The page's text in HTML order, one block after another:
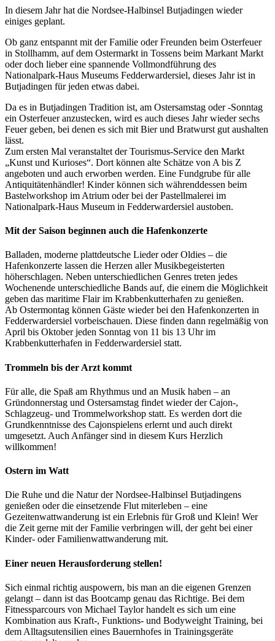
In diesem Jahr hat die Nordsee-Halbinsel Butjadingen wieder
einiges geplant.
Ob ganz entspannt mit der Familie oder Freunden beim Osterfeuer
in Stollhamm, auf dem Ostermarkt in Tossens beim Markant Markt
oder doch lieber eine spannende Vollmondführung des
Nationalpark-Haus Museums Fedderwardersiel, dieses Jahr ist in
Butjadingen für jeden etwas dabei.
Da es in Butjadingen Tradition ist, am Ostersamstag oder -Sonntag
ein Osterfeuer anzustecken, wird es auch dieses Jahr wieder sechs
Feuer geben, bei denen es sich mit Bier und Bratwurst gut aushalten
lässt.
Zum ersten Mal veranstaltet der Tourismus-Service den Markt
„Kunst und Kurioses“. Dort können alte Schätze von A bis Z
angeboten und auch erworben werden. Eine Fundgrube für alle
Antiquitätenhändler! Kinder können sich währenddessen beim
Bastelworkshop im Atrium oder bei der Pastellmalerei im
Nationalpark-Haus Museum in Fedderwardersiel austoben.
Mit der Saison beginnen auch die Hafenkonzerte
Balladen, moderne plattdeutsche Lieder oder Oldies – die
Hafenkonzerte lassen die Herzen aller Musikbegeisterten
höherschlagen. Neben unterschiedlichen Genres treten jedes
Wochenende unterschiedliche Bands auf, die einem die Möglichkeit
geben das maritime Flair im Krabbenkutterhafen zu genießen.
Ab Ostermontag können Gäste wieder bei den Hafenkonzerten in
Fedderwardersiel vorbeischauen. Diese finden dann regelmäßig von
April bis Oktober jeden Sonntag von 11 bis 13 Uhr im
Krabbenkutterhafen in Fedderwardersiel statt.
Trommeln bis der Arzt kommt
Für alle, die Spaß am Rhythmus und an Musik haben – an
Gründonnerstag und Ostersamstag findet wieder der Cajon-,
Schlagzeug- und Trommelworkshop statt. Es werden dort die
Grundkenntnisse des Cajonspielens erlernt und auch direkt
umgesetzt. Auch Anfänger sind in diesem Kurs Herzlich
willkommen!
Ostern im Watt
Die Ruhe und die Natur der Nordsee-Halbinsel Butjadingens
genießen oder die einsetzende Flut miterleben – eine
Gezeitenwattwanderung ist ein Erlebnis für Groß und Klein! Wer
die Zeit gerne mit der Familie verbringen will, der geht bei einer
Kinder- oder Familienwattwanderung mit.
Einer neuen Herausforderung stellen!
Sich einmal richtig auspowern, bis man an die eigenen Grenzen
gelangt – dann ist das Bootcamp genau das Richtige. Bei dem
Fitnessparcours von Michael Taylor handelt es sich um eine
Kombination aus Kraft-, Funktions- und Bodyweight Training, bei
dem Alltagsutensilien eines Bauernhofes in Trainingsgeräte